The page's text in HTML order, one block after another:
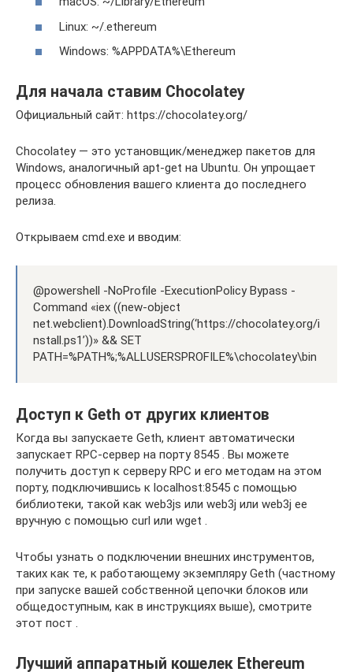
Linux: ~/.ethereum
Windows: %APPDATA%\Ethereum
Для начала ставим Chocolatey
Официальный сайт: https://chocolatey.org/
Chocolatey — это установщик/менеджер пакетов для
Windows, аналогичный apt-get на Ubuntu. Он упрощает
процесс обновления вашего клиента до последнего
релиза.
Открываем cmd.exe и вводим:
@powershell -NoProfile -ExecutionPolicy Bypass -
Command «iex ((new-object
net.webclient).DownloadString(‘https://chocolatey.org/i
nstall.ps1’))» && SET
PATH=%PATH%;%ALLUSERSPROFILE%\chocolatey\bin
Доступ к Geth от других клиентов
Когда вы запускаете Geth, клиент автоматически
запускает RPC-сервер на порту 8545 . Вы можете
получить доступ к серверу RPC и его методам на этом
порту, подключившись к localhost:8545 с помощью
библиотеки, такой как web3js или web3j или web3j ее
вручную с помощью curl или wget .
Чтобы узнать о подключении внешних инструментов,
таких как те, к работающему экземпляру Geth (частному
при запуске вашей собственной цепочки блоков или
общедоступным, как в инструкциях выше), смотрите
этот пост .
Лучший аппаратный кошелек Ethereum